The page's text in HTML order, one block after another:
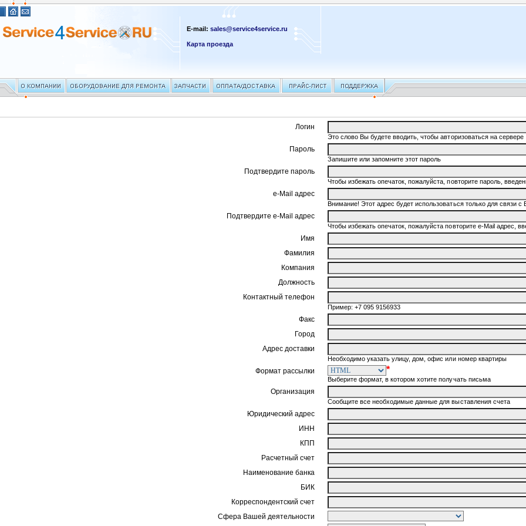
E-mail:sales@service4service.ru
Карта проезда
Логин
Это слово Вы будете вводить, чтобы авторизоваться на сервере
Пароль
Запишите или запомните этот пароль
Подтвердите пароль
Чтобы избежать опечаток, пожалуйста, повторите пароль,
e-Mail адрес
Внимание! Этот адрес будет использоваться только для связи
Подтвердите e-Mail адрес
Чтобы избежать опечаток, пожалуйста повторите e-Mail адрес,
Имя
Фамилия
Компания
Должность
Контактный телефон
Пример: +7 095 9156933
Факс
Город
Адрес доставки
Необходимо указать улицу, дом, офис или номер квартиры
Формат рассылки *
Выберите формат, в котором хотите получать письма
Организация
Сообщите все необходимые данные для выставления счета
Юридический адрес
ИНН
КПП
Расчетный счет
Наименование банка
БИК
Корреспондентский счет
Сфера Вашей деятельности